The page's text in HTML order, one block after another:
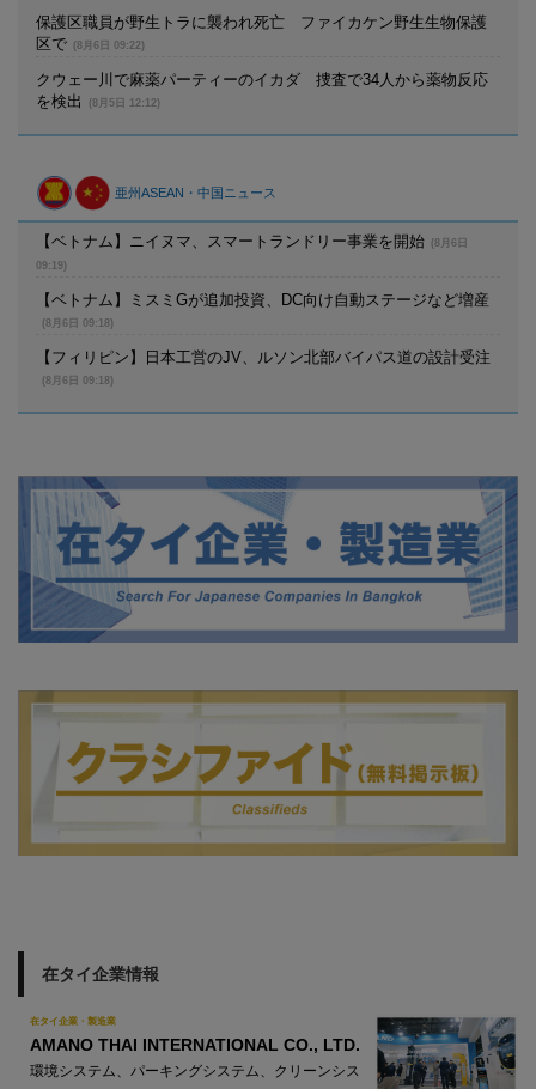
保護区職員が野生トラに襲われ死亡 ファイカケン野生生物保護
区で
(8月6日 09:22)
クウェー川で麻薬パーティーのイカダ 捜査で34人から薬物反応
を検出
(8月5日 12:12)
亜州ASEAN・中国ニュース
【ベトナム】ニイヌマ、スマートランドリー事業を開始
(8月6日
09:19)
【ベトナム】ミスミGが追加投資、DC向け自動ステージなど増産
(8月6日 09:18)
【フィリピン】日本工営のJV、ルソン北部バイパス道の設計受注
(8月6日 09:18)
在タイ企業情報
在タイ企業・製造業
AMANO THAI INTERNATIONAL CO., LTD.
環境システム、パーキングシステム、クリーンシス